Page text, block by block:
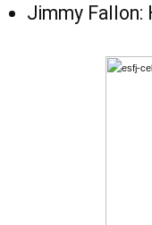
Jimmy Fallon: